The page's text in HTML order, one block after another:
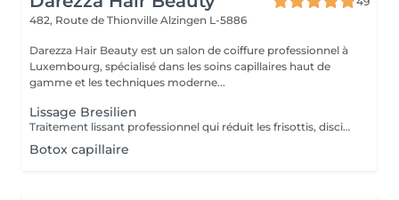
482, Route de Thionville Alzingen L-5886
Darezza Hair Beauty est un salon de coiffure professionnel à
Luxembourg, spécialisé dans les soins capillaires haut de
gamme et les techniques moderne...
Lissage Bresilien
Traitement lissant professionnel qui réduit les frisottis, discipline les cheveux et apporte une brillance intense. Les cheveux deviennent plus souples, faciles à coiffer et visiblement plus lisses.
Botox capillaire